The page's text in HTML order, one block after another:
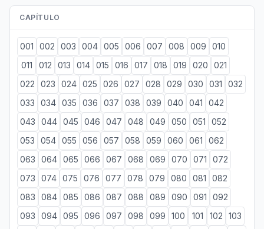
CAPÍTULO
001 002 003 004 005 006 007 008 009
010
011
012 013 014 015 016 017 018 019 020
021
022
023 024 025 026 027 028 029 030 031
032
033
034 035 036 037 038 039 040 041
042
043
044 045 046 047 048 049 050 051
052
053
054 055 056 057 058 059 060 061
062
063
064 065 066 067 068 069 070 071
072
073
074 075 076 077 078 079 080 081
082
083
084 085 086 087 088 089 090 091
092
093
094 095 096 097 098 099 100 101 102
103